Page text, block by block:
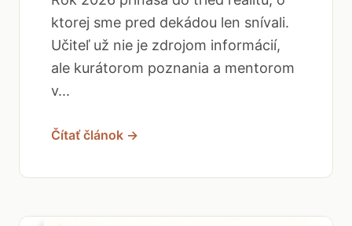
ktorej sme pred dekádou len snívali.
Učiteľ už nie je zdrojom informácií,
ale kurátorom poznania a mentorom
v...
Čítať článok →